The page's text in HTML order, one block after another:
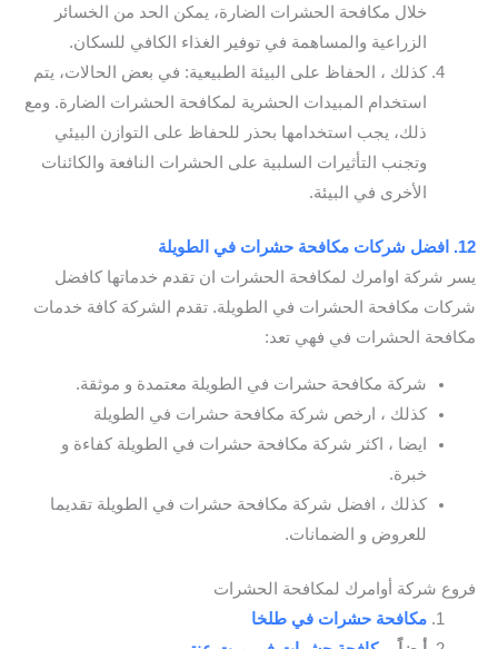
خلال مكافحة الحشرات الضارة، يمكن الحد من الخسائر
الزراعية والمساهمة في توفير الغذاء الكافي للسكان.
كذلك ، الحفاظ على البيئة الطبيعية: في بعض الحالات، يتم
استخدام المبيدات الحشرية لمكافحة الحشرات الضارة. ومع
ذلك، يجب استخدامها بحذر للحفاظ على التوازن البيئي
وتجنب التأثيرات السلبية على الحشرات النافعة والكائنات
الأخرى في البيئة.
12. افضل شركات مكافحة حشرات في الطويلة
يسر شركة اوامرك لمكافحة الحشرات ان تقدم خدماتها كافضل
شركات مكافحة الحشرات في الطويلة. تقدم الشركة كافة خدمات
مكافحة الحشرات في فهي تعد:
شركة مكافحة حشرات في الطويلة معتمدة و موثقة.
كذلك ، ارخص شركة مكافحة حشرات في الطويلة
ايضا ، اكثر شركة مكافحة حشرات في الطويلة كفاءة و
خبرة.
كذلك ، افضل شركة مكافحة حشرات في الطويلة تقديما
للعروض و الضمانات.
فروع شركة أوامرك لمكافحة الحشرات
مكافحة حشرات في طلخا